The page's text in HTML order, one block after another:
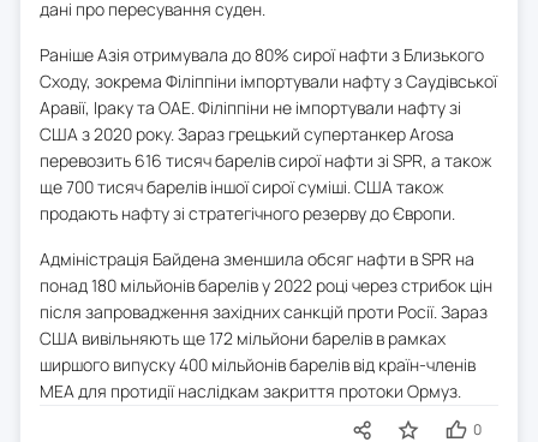
дані про пересування суден.
Раніше Азія отримувала до 80% сирої нафти з Близького
Сходу, зокрема Філіппіни імпортували нафту з Саудівської
Аравії, Іраку та ОАЕ. Філіппіни не імпортували нафту зі
США з 2020 року. Зараз грецький супертанкер Arosa
перевозить 616 тисяч барелів сирої нафти зі SPR, а також
ще 700 тисяч барелів іншої сирої суміші. США також
продають нафту зі стратегічного резерву до Європи.
Адміністрація Байдена зменшила обсяг нафти в SPR на
понад 180 мільйонів барелів у 2022 році через стрибок цін
після запровадження західних санкцій проти Росії. Зараз
США вивільняють ще 172 мільйони барелів в рамках
ширшого випуску 400 мільйонів барелів від країн-членів
МЕА для протидії наслідкам закриття протоки Ормуз.
0